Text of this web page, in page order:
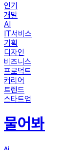
인기
개발
AI
IT서비스
기획
디자인
비즈니스
프로덕트
커리어
트렌드
스타트업
물어봐